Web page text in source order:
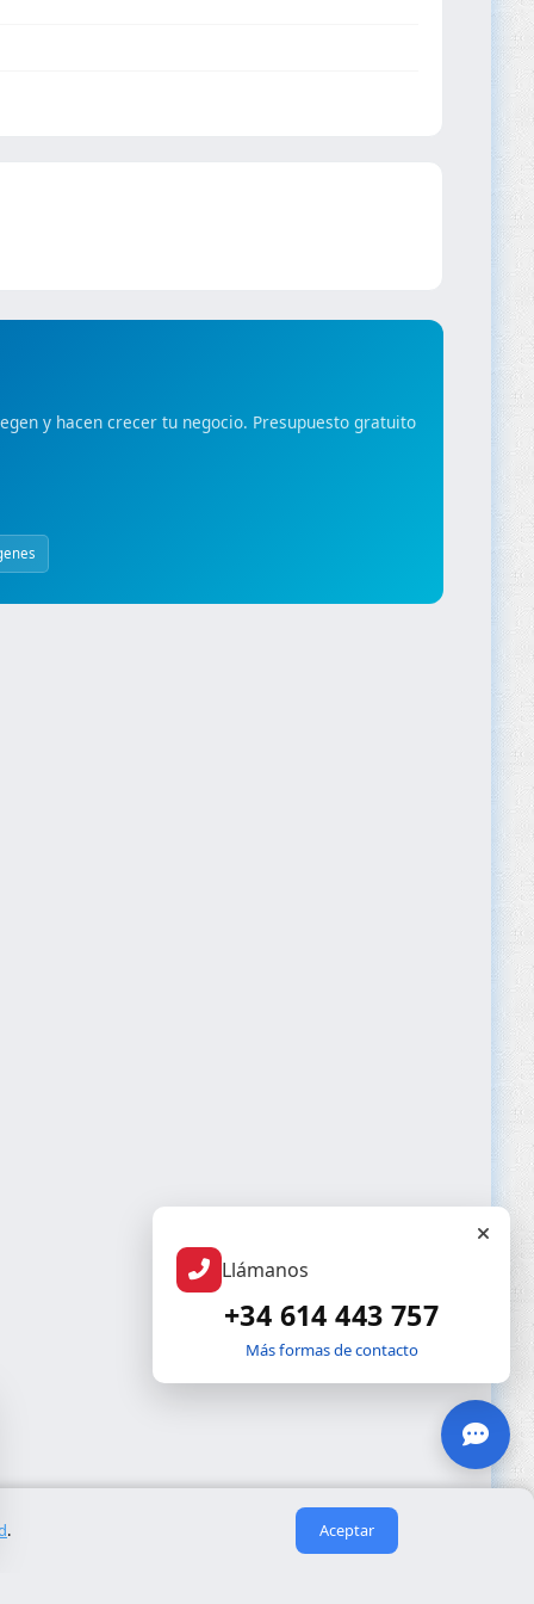
y hacen crecer tu negocio. Presupuesto gratuito
. Aceptar
Llámanos
+34 614 443 757
Más formas de contacto